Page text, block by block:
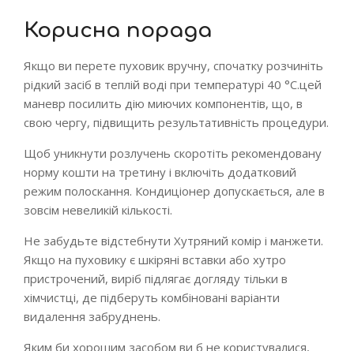
Корисна порада
Якщо ви перете пуховик вручну, спочатку розчиніть
рідкий засіб в теплій воді при температурі 40 °С.цей
маневр посилить дію миючих компонентів, що, в
свою чергу, підвищить результативність процедури.
Щоб уникнути розлучень скоротіть рекомендовану
норму кошти на третину і включіть додатковий
режим полоскання. Кондиціонер допускається, але в
зовсім невеликій кількості.
Не забудьте відстебнути Хутряний комір і манжети.
Якщо на пуховику є шкіряні вставки або хутро
пристрочений, виріб підлягає догляду тільки в
хімчистці, де підберуть комбіновані варіанти
видалення забруднень.
Яким би хорошим засобом ви б не користувалися,